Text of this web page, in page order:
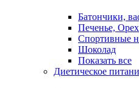
Батончики,
Печенье,
Спортивные
Шоколад
Показать все
Диетическое